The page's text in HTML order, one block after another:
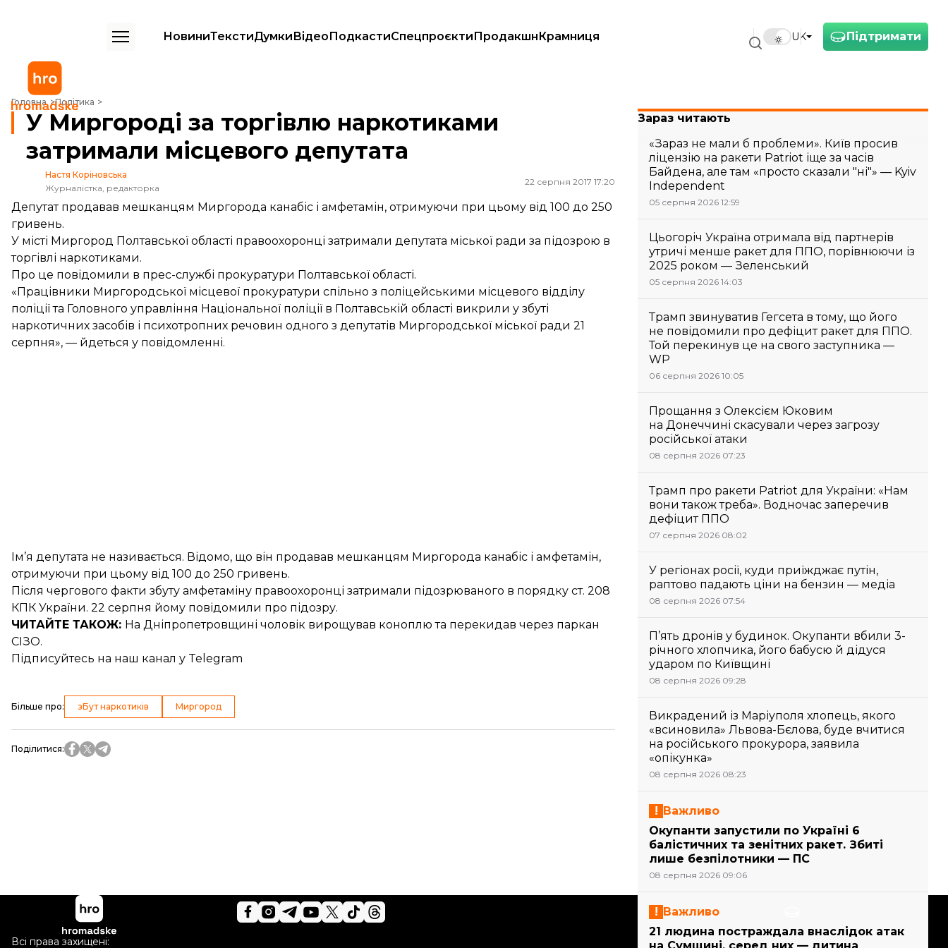
Підтримати
UK
НовиниТекстиДумкиВідеоПодкастиСпецпроєктиПродакшнКрамниця
Головна Політика
У Миргороді за торгівлю наркотиками затримали місцевого депутата
У Миргороді за торгівлю наркотиками
затримали місцевого депутата
Настя Коріновська
Журналістка, редакторка
22 серпня 2017 17:20
Депутат продавав мешканцям Миргорода канабіс і амфетамін, отримуючи при цьому від 100 до 250
гривень.
У місті Миргород Полтавської області правоохоронці затримали депутата міської ради за підозрою в
торгівлі наркотиками.
Про це повідомили в прес-службі прокуратури Полтавської області.
«Працівники Миргородської місцевої прокуратури спільно з поліцейськими місцевого відділу
поліції та Головного управління Національної поліції в Полтавській області викрили у збуті
наркотичних засобів і психотропних речовин одного з депутатів Миргородської міської ради 21
серпня», — йдеться у повідомленні.
Ім’я депутата не називається. Відомо, що він продавав мешканцям Миргорода канабіс і амфетамін,
отримуючи при цьому від 100 до 250 гривень.
Після чергового факти збуту амфетаміну правоохоронці затримали підозрюваного в порядку ст. 208
КПК України. 22 серпня йому повідомили про підозру.
ЧИТАЙТЕ ТАКОЖ: На Дніпропетровщині чоловік вирощував коноплю та перекидав через паркан
СІЗО.
Підписуйтесь на наш канал у Telegram
Більше про: зБут наркотиків Миргород
Поділитися:
Зараз читають
«Зараз не мали б проблеми». Київ просив
ліцензію на ракети Patriot іще за часів
Байдена, але там «просто сказали "ні"» — Kyiv
Independent
05 серпня 2026 12:59
Цьогоріч Україна отримала від партнерів
утричі менше ракет для ППО, порівнюючи із
2025 роком — Зеленський
05 серпня 2026 14:03
Трамп звинуватив Гегсета в тому, що його
не повідомили про дефіцит ракет для ППО.
Той перекинув це на свого заступника —
WP
06 серпня 2026 10:05
Прощання з Олексієм Юковим
на Донеччині скасували через загрозу
російської атаки
08 серпня 2026 07:23
Трамп про ракети Patriot для України: «Нам
вони також треба». Водночас заперечив
дефіцит ППО
07 серпня 2026 08:02
У регіонах росії, куди приїжджає путін,
раптово падають ціни на бензин — медіа
08 серпня 2026 07:54
П’ять дронів у будинок. Окупанти вбили 3-
річного хлопчика, його бабусю й дідуся
ударом по Київщині
08 серпня 2026 09:28
Викрадений із Маріуполя хлопець, якого
«всиновила» Львова-Бєлова, буде вчитися
на російського прокурора, заявила
«опікунка»
08 серпня 2026 08:23
Важливо
Окупанти запустили по Україні 6
балістичних та зенітних ракет. Збиті
лише безпілотники — ПС
08 серпня 2026 09:06
Важливо
21 людина постраждала внаслідок атак
Всі права захищені: